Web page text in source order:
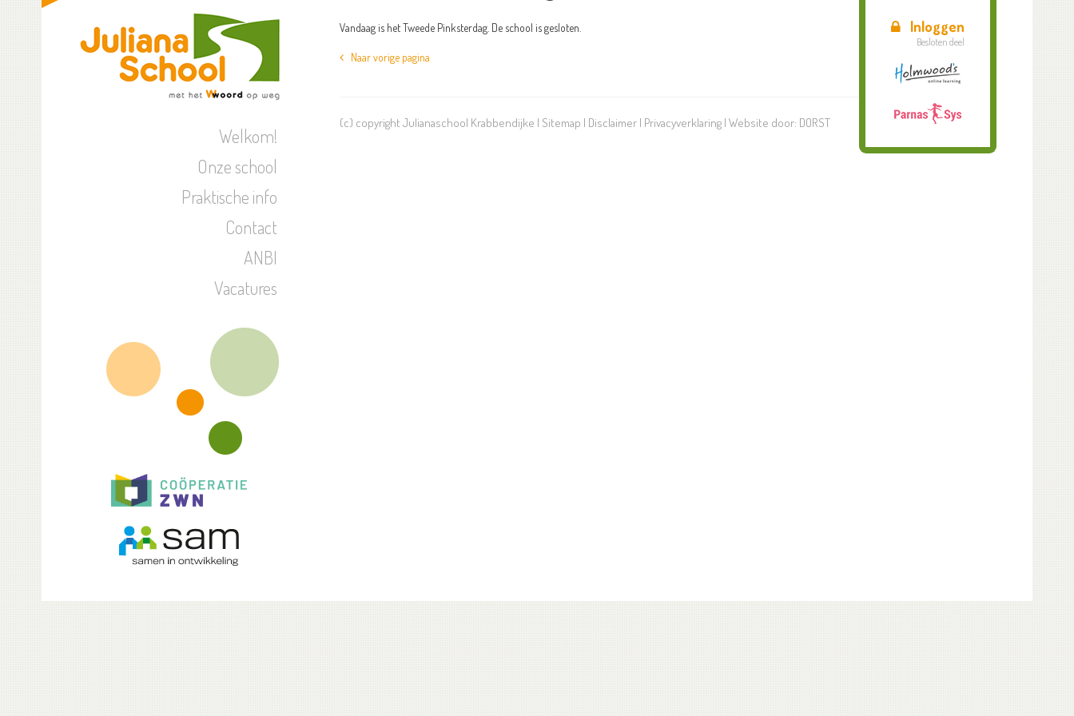
Inloggen
Besloten deel
Welkom!
Onze school
Praktische info
Contact
ANBI
Vacatures
Vandaag is het Tweede Pinksterdag. De school is gesloten.
Naar vorige pagina
(c) copyright Julianaschool Krabbendijke | Sitemap | Disclaimer | Privacyverklaring | Website door: DORST